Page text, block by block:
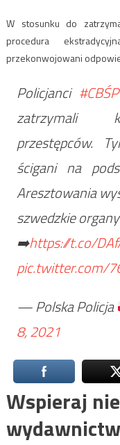
W stosunku do
procedura
przekonwojowani
Policjanci #CBŚP
zatrzymali
przestępców.
ścigani na
Aresztowania
szwedzkie
➡️https://t.co/
pic.twitter.com/
— Polska Policja
8, 2021
Wspieraj